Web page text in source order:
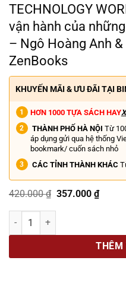
TECHNOLOGY
vận hành của
– Ngô Hoàng Anh
ZenBooks
KHUYẾN MÃI & ƯU ĐÃI TẠI
HƠN 1000 TỰA SÁCH HAY
THÀNH PHỐ HÀ NỘI Từ
áp dụng gửi qua hệ thống
bookmark/ cuốn sách nhỏ
CÁC TỈNH THÀNH KHÁC
420.000₫ Giá
là:
357.000 ₫Giá
hiện
(Bìa cứng, in màu toàn bộ)
THÊM